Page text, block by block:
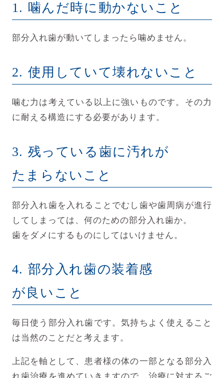
1. 噛んだ時に動かないこと
部分入れ歯が動いてしまったら噛めません。
2. 使用していて壊れないこと
噛む力は考えている以上に強いものです。その力
に耐える構造にする必要があります。
3. 残っている歯に汚れが
たまらないこと
部分入れ歯を入れることでむし歯や歯周病が進行
してしまっては、何のための部分入れ歯か。
歯をダメにするものにしてはいけません。
4. 部分入れ歯の装着感
が良いこと
毎日使う部分入れ歯です。気持ちよく使えること
は当然のことだと考えます。
上記を軸として、患者様の体の一部となる部分入